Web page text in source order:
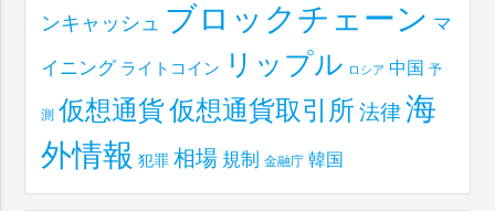
ンキャッシュ ブロックチェーン マ
イニング ライトコイン リップル ロシア 中国 予
測 仮想通貨仮想通貨取引所 法律 海
外情報 犯罪 相場 規制 金融庁 韓国